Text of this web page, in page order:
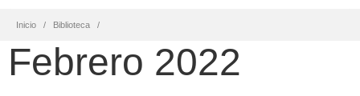
Inicio Biblioteca
Febrero 2022